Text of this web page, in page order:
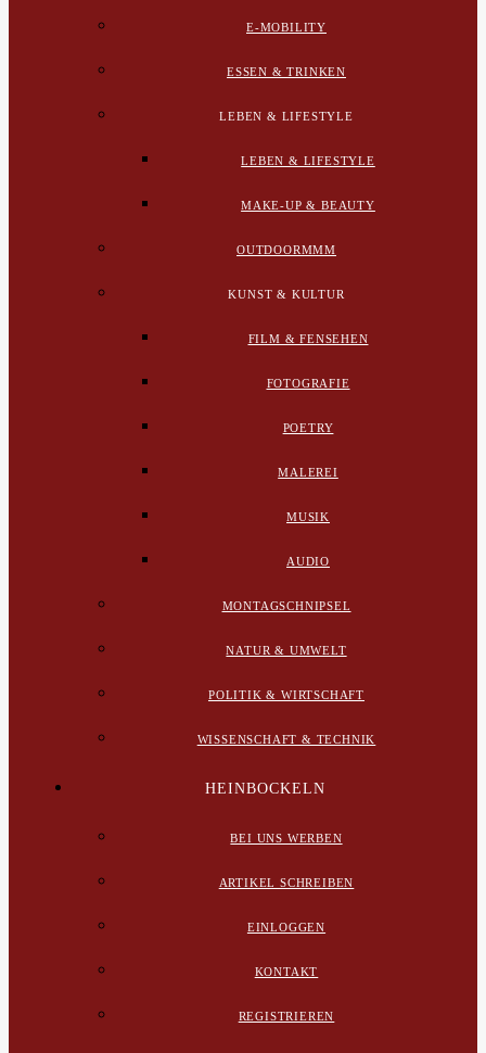
E-MOBILITY
ESSEN & TRINKEN
LEBEN & LIFESTYLE
LEBEN & LIFESTYLE
MAKE-UP & BEAUTY
OUTDOORMMM
KUNST & KULTUR
FILM & FENSEHEN
FOTOGRAFIE
POETRY
MALEREI
MUSIK
AUDIO
MONTAGSCHNIPSEL
NATUR & UMWELT
POLITIK & WIRTSCHAFT
WISSENSCHAFT & TECHNIK
HEINBOCKELN
BEI UNS WERBEN
ARTIKEL SCHREIBEN
EINLOGGEN
KONTAKT
REGISTRIEREN